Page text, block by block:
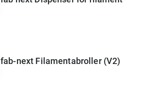
fab-next Filamentabroller (V2)